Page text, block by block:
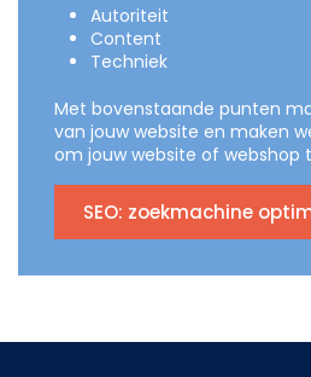
Autoriteit
Content
Techniek
Met bovenstaande punten
van jouw website en maken
om jouw website of webshop
SEO: zoekmachine